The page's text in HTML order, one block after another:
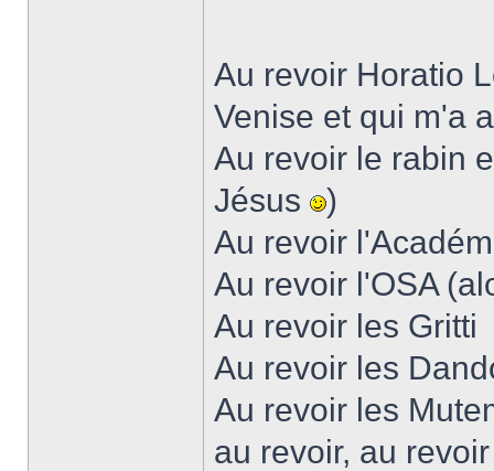
Au revoir Horatio
Venise et qui m'a
Au revoir le rabin
Jésus
)
Au revoir
Au revoir l'OSA
Au revoir les Gritti
Au revoir les
Au revoir les
au revoir, au